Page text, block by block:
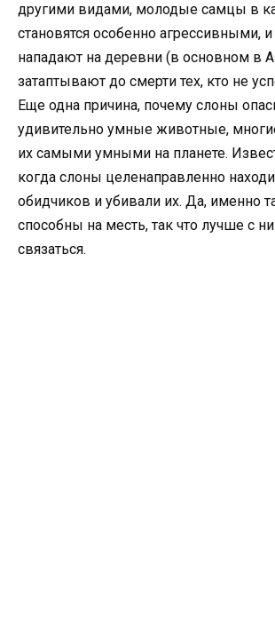
другими видами, молодые самцы в
становятся особенно агрессивными, и
нападают на деревни (в основном в
затаптывают до смерти тех, кто не
Еще одна причина, почему слоны
удивительно умные животные,
их самыми умными на планете.
когда слоны целенаправленно
обидчиков и убивали их. Да, именно
способны на месть, так что лучше с
связаться.